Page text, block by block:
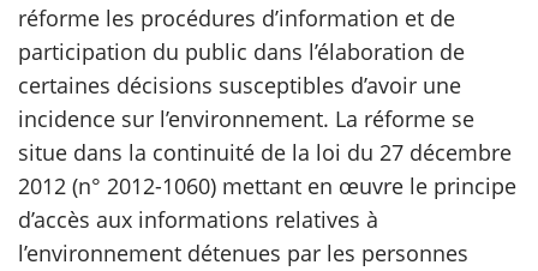
réforme les procédures d’information et de
participation du public dans l’élaboration de
certaines décisions susceptibles d’avoir une
incidence sur l’environnement. La réforme se
situe dans la continuité de la loi du 27 décembre
2012 (n° 2012-1060) mettant en œuvre le principe
d’accès aux informations relatives à
l’environnement détenues par les personnes